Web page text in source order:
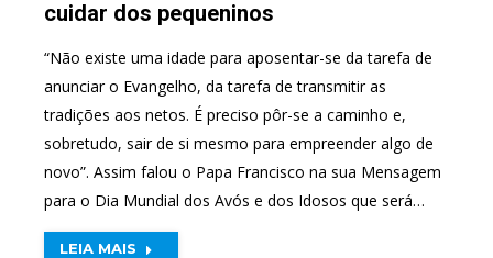
cuidar dos pequeninos
“Não existe uma idade para aposentar-se da tarefa de
anunciar o Evangelho, da tarefa de transmitir as
tradições aos netos. É preciso pôr-se a caminho e,
sobretudo, sair de si mesmo para empreender algo de
novo”. Assim falou o Papa Francisco na sua Mensagem
para o Dia Mundial dos Avós e dos Idosos que será…
LEIA MAIS